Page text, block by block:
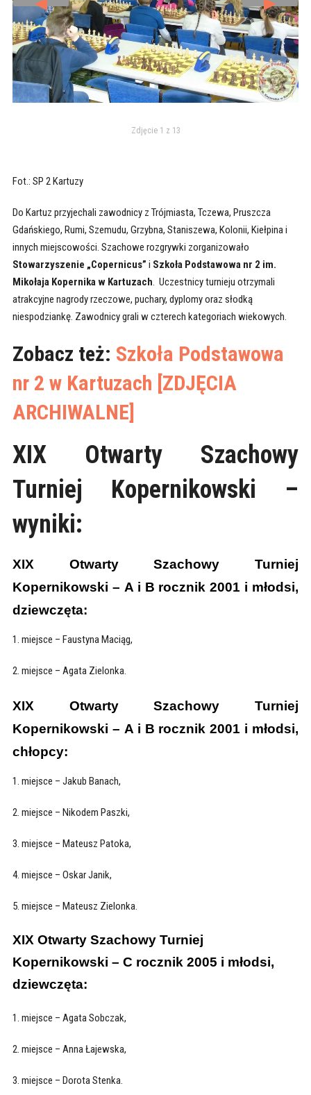
Zdjęcie 1 z 13
Fot.: SP 2 Kartuzy
Do Kartuz przyjechali zawodnicy z Trójmiasta, Tczewa, Pruszcza
Gdańskiego, Rumi, Szemudu, Grzybna, Staniszewa, Kolonii, Kiełpina i
innych miejscowości. Szachowe rozgrywki zorganizowało
Stowarzyszenie „Copernicus” i Szkoła Podstawowa nr 2 im.
Mikołaja Kopernika w Kartuzach. Uczestnicy turnieju otrzymali
atrakcyjne nagrody rzeczowe, puchary, dyplomy oraz słodką
niespodziankę. Zawodnicy grali w czterech kategoriach wiekowych.
Zobacz też: Szkoła Podstawowa
nr 2 w Kartuzach [ZDJĘCIA
ARCHIWALNE]
XIX Otwarty Szachowy
Turniej Kopernikowski –
wyniki:
XIX Otwarty Szachowy Turniej
Kopernikowski – A i B rocznik 2001 i młodsi,
dziewczęta:
1. miejsce – Faustyna Maciąg,
2. miejsce – Agata Zielonka.
XIX Otwarty Szachowy Turniej
Kopernikowski – A i B rocznik 2001 i młodsi,
chłopcy:
1. miejsce – Jakub Banach,
2. miejsce – Nikodem Paszki,
3. miejsce – Mateusz Patoka,
4. miejsce – Oskar Janik,
5. miejsce – Mateusz Zielonka.
XIX Otwarty Szachowy Turniej
Kopernikowski – C rocznik 2005 i młodsi,
dziewczęta:
1. miejsce – Agata Sobczak,
2. miejsce – Anna Łajewska,
3. miejsce – Dorota Stenka.